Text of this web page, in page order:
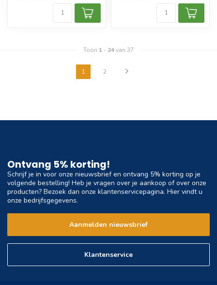
Toon 1 - 24van 37
1 2
Ontvang 5% korting!
Schrijf je in voor onze nieuwsbrief en ontvang 5% korting op je
volgende bestelling! Heb je vragen over je aankoop of over onze
producten? Bezoek dan onze klantenservicepagina. Hier vindt u
onze bedrijfsgegevens.
Aanmelden nieuwsbrief
Klantenservice